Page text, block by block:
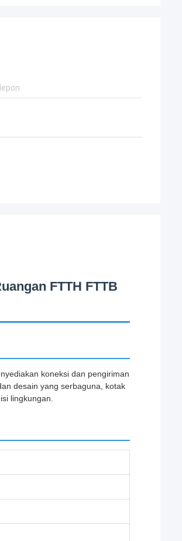
FTTH FTTB
koneksi dan pengiriman
desain yang serbaguna, kotak
lingkungan.